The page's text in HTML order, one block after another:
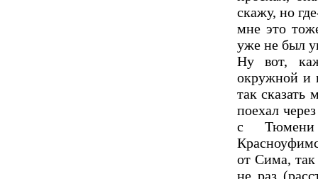
скажу, но
мне это
уже не был
Ну вот,
окружной и
так сказать
поехал
с Тюмени
от Сима,
не раз